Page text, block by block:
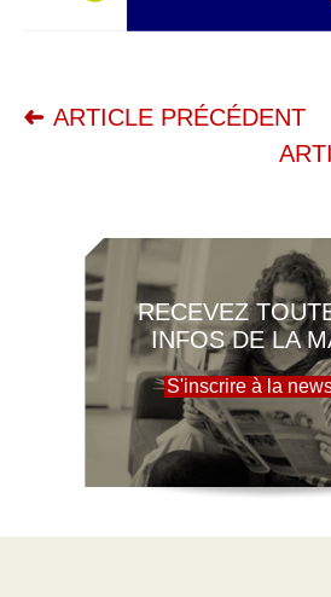
ARTICLE PRÉCÉDENT
RECEVEZ
INFOS DE LA
S'inscrire à la